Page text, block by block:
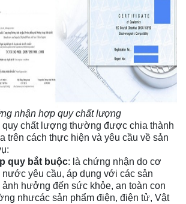
nhận hợp quy chất lượng
chất lượng thường được chia thành
trên cách thực hiện và yêu cầu về sản
quy bắt buộc: là chứng nhận do cơ
yêu cầu, áp dụng với các sản
hưởng đến sức khỏe, an toàn con
nhưcác sản phẩm điện, điện tử, Vật